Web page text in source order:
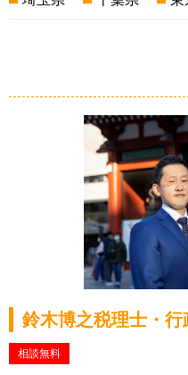
鈴木博之税理士・
相談無料